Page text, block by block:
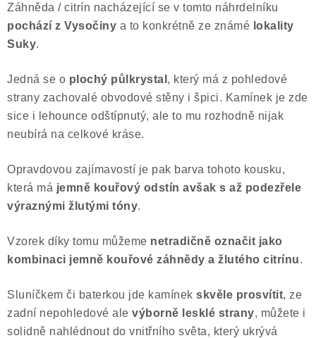
Poučení o právu na odstoupení od smlouvy
Záhněda / citrín nacházející se v tomto náhrdelníku
pochází z Vysočiny a to konkrétně ze známé lokality
Suky.
Jedná se o plochý půlkrystal , který má z pohledové
strany zachovalé obvodové stěny i špici. Kamínek je zde
sice i lehounce odštípnutý, ale to mu rozhodně nijak
neubírá na celkové kráse.
Opravdovou zajímavostí je pak barva tohoto kousku,
která má jemně kouřový odstín avšak s až podezřele
výraznými žlutými tóny.
Vzorek díky tomu můžeme netradičně označit jako
kombinaci jemně kouřové záhnědy a žlutého citrínu.
Sluníčkem či baterkou jde kamínek skvěle prosvítit, ze
zadní nepohledové ale výborně lesklé strany, můžete i
solidně nahlédnout do vnitřního světa, který ukrývá